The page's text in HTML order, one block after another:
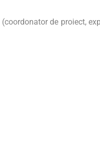
(coordonator de proiect,